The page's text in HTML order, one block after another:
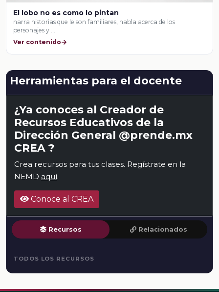
El lobo no es como lo pintan
narra historias que le son familiares, habla acerca de los
personajes y …
Ver contenido
Herramientas para el docente
¿Ya conoces al Creador de
Recursos Educativos de la
Dirección General @prende.mx
CREA ?
Crea recursos para tus clases. Regístrate en la
NEMD aquí.
Conoce al CREA
Recursos Relacionados
TODOS LOS RECURSOS